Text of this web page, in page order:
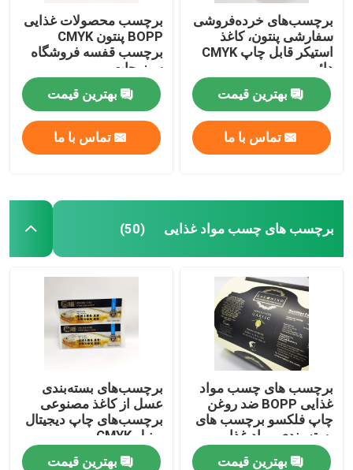
برچسب‌های خرده‌فروشی
سفارشی پنتون، کاغذ
استیکر قابل چاپ CMYK
دائمی
بهترین قیمت
تماس با ما
برچسب محصولات غذایی
BOPP پنتون CMYK
برچسب قفسه فروشگاه
سبزیجات
بهترین قیمت
تماس با ما
برچسب های چسب مواد غذایی (50)
برچسب های چسب مواد
غذایی BOPP ضد روغن
چاپ فلکسو برچسب های
بسته بندی مواد غذایی
بهترین قیمت
برچسب‌های بسته‌بندی
عسل از کاغذ مصنوعی
برچسب‌های چاپ دیجیتال
وینیل CMYK
بهترین قیمت